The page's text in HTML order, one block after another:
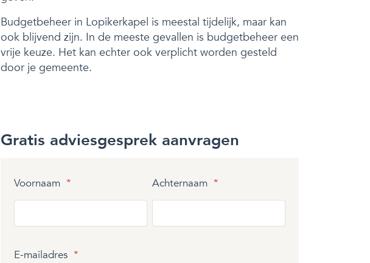
Budgetbeheer in Lopikerkapel is meestal tijdelijk, maar kan
ook blijvend zijn. In de meeste gevallen is budgetbeheer een
vrije keuze. Het kan echter ook verplicht worden gesteld
door je gemeente.
Gratis adviesgesprek aanvragen
Voornaam * Achternaam *
E-mailadres *